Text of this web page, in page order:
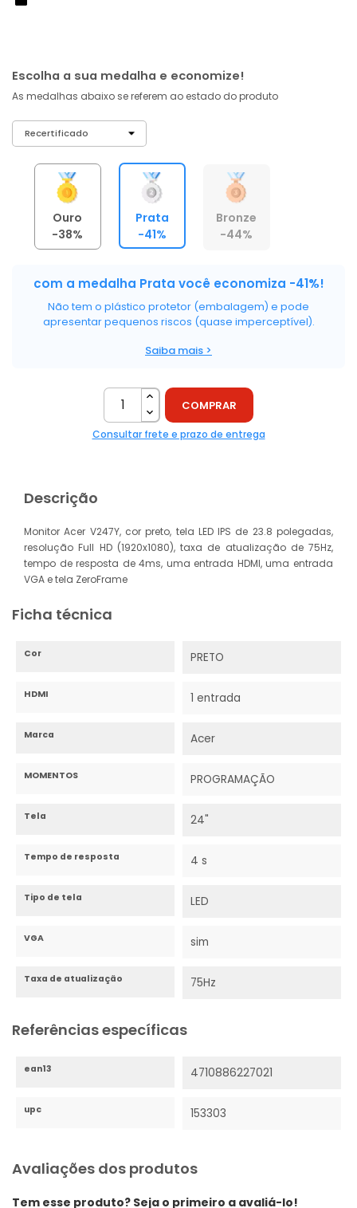
Escolha a sua medalha e economize!
As medalhas abaixo se referem ao estado do produto
Ouro
-38%
Prata
-41%
Bronze
-44%
com a medalha Prata você economiza -41%!
Não tem o plástico protetor (embalagem) e pode
apresentar pequenos riscos (quase imperceptível).
Saiba mais >
COMPRAR
Consultar frete e prazo de entrega
Descrição
Monitor Acer V247Y, cor preto, tela LED IPS de 23.8 polegadas,
resolução Full HD (1920x1080), taxa de atualização de 75Hz,
tempo de resposta de 4ms, uma entrada HDMI, uma entrada
VGA e tela ZeroFrame
Ficha técnica
Cor PRETO
HDMI 1 entrada
Marca Acer
MOMENTOS PROGRAMAÇÃO
Tela 24"
Tempo de resposta 4 s
Tipo de tela LED
VGA sim
Taxa de atualização 75Hz
Referências específicas
ean13 4710886227021
upc 153303
Avaliações dos produtos
Tem esse produto? Seja o primeiro a avaliá-lo!